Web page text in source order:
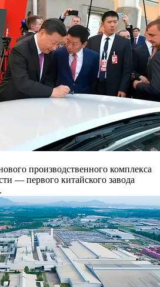
производственного комплекса
— первого китайского завода